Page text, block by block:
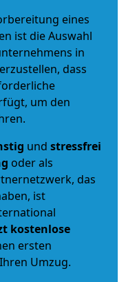
eines
ist die Auswahl
in
dass
um den
und stressfrei
oder als
das
ist
kostenlose
ersten
Umzug.